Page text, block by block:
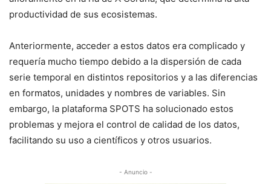
productividad de sus ecosistemas.
Anteriormente, acceder a estos datos era complicado y
requería mucho tiempo debido a la dispersión de cada
serie temporal en distintos repositorios y a las diferencias
en formatos, unidades y nombres de variables. Sin
embargo, la plataforma SPOTS ha solucionado estos
problemas y mejora el control de calidad de los datos,
facilitando su uso a científicos y otros usuarios.
- Anuncio -